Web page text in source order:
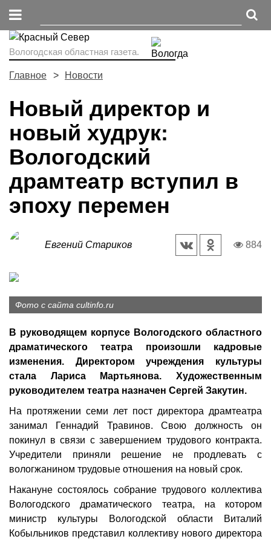
Вологодская областная газета.
Главное Новости
Новый директор и
новый худрук:
Вологодский
драмтеатр вступил в
эпоху перемен
Евгений Стариков 884
Фото с сайта cultinfo.ru
В руководящем корпусе Вологодского областного
драматического театра произошли кадровые
изменения. Директором учреждения культуры
стала Лариса Мартьянова. Художественным
руководителем театра назначен Сергей Закутин.
На протяжении семи лет пост директора драмтеатра
занимал Геннадий Травинов. Свою должность он
покинул в связи с завершением трудового контракта.
Учредители приняли решение не продлевать с
вологжанином трудовые отношения на новый срок.
Накануне состоялось собрание трудового коллектива
Вологодского драматического театра, на котором
министр культуры Вологодской области Виталий
Кобыльников представил коллективу нового директора